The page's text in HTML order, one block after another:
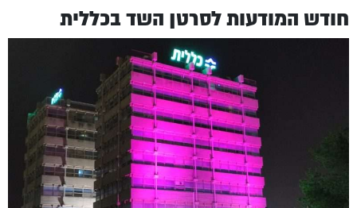
חודש המודעות לסרטן השד בכללית